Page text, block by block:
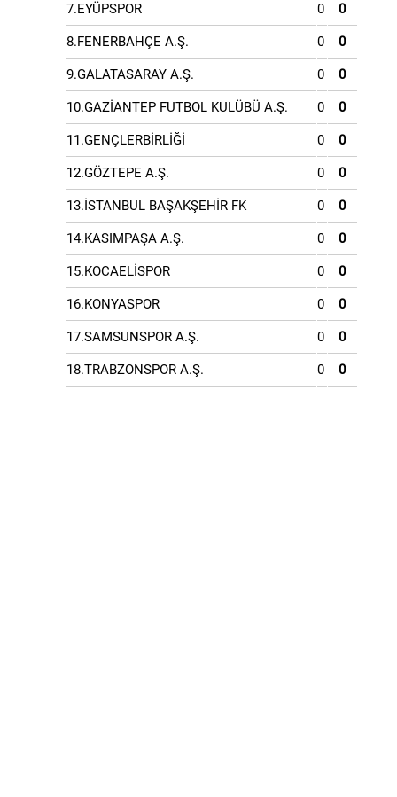
7.EYÜPSPOR 0 0
8.FENERBAHÇE A.Ş. 0 0
9.GALATASARAY A.Ş. 0 0
10.GAZİANTEP FUTBOL KULÜBÜ A.Ş. 0 0
11.GENÇLERBİRLİĞİ 0 0
12.GÖZTEPE A.Ş. 0 0
13.İSTANBUL BAŞAKŞEHİR FK 0 0
14.KASIMPAŞA A.Ş. 0 0
15.KOCAELİSPOR 0 0
16.KONYASPOR 0 0
17.SAMSUNSPOR A.Ş. 0 0
18.TRABZONSPOR A.Ş. 0 0